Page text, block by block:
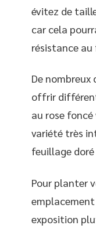
évitez de
car cela
résistance au
De
offrir
au rose
variété très
feuillage doré
Pour planter
exposition